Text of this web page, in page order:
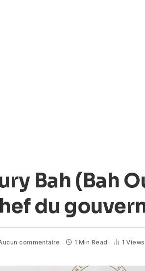
Bah (Bah
du
commentaire 1 Min Read 1Views